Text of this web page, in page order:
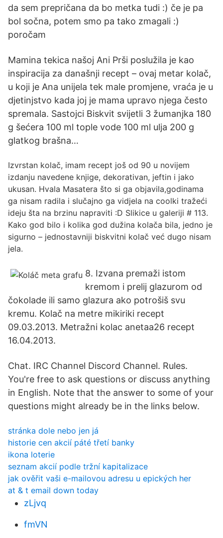
da sem prepričana da bo metka tudi :) če je pa
bol sočna, potem smo pa tako zmagali :)
poročam
Mamina tekica našoj Ani Prši poslužila je kao
inspiracija za današnji recept – ovaj metar kolač,
u koji je Ana unijela tek male promjene, vraća je u
djetinjstvo kada joj je mama upravo njega često
spremala. Sastojci Biskvit svijetli 3 žumanjka 180
g šećera 100 ml tople vode 100 ml ulja 200 g
glatkog brašna…
Izvrstan kolač, imam recept još od 90 u novijem
izdanju navedene knjige, dekorativan, jeftin i jako
ukusan. Hvala Masatera što si ga objavila,godinama
ga nisam radila i slučajno ga vidjela na coolki tražeći
ideju šta na brzinu napraviti :D Slikice u galeriji # 113.
Kako god bilo i kolika god dužina kolača bila, jedno je
sigurno – jednostavniji biskvitni kolač već dugo nisam
jela.
8. Izvana premaži istom
kremom i prelij glazurom od
čokolade ili samo glazura ako potrošiš svu
kremu. Kolač na metre mikiriki recept
09.03.2013. Metražni kolac anetaa26 recept
16.04.2013.
Chat. IRC Channel Discord Channel. Rules.
You're free to ask questions or discuss anything
in English. Note that the answer to some of your
questions might already be in the links below.
stránka dole nebo jen já
historie cen akcií páté třetí banky
ikona loterie
seznam akcií podle tržní kapitalizace
jak ověřit vaši e-mailovou adresu u epických her
at & t email down today
zLjvq
fmVN